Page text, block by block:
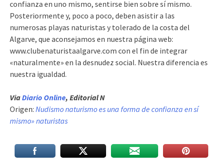
confianza en uno mismo, sentirse bien sobre sí mismo.
Posteriormente y, poco a poco, deben asistir a las
numerosas playas naturistas y tolerado de la costa del
Algarve, que aconsejamos en nuestra página web:
www.clubenaturistaalgarve.com con el fin de integrar
«naturalmente» en la desnudez social. Nuestra diferencia es
nuestra igualdad.
ViaDiario Online, Editorial N
Origen: Nudismo naturismo es una forma de confianza en sí
mismo» naturistas